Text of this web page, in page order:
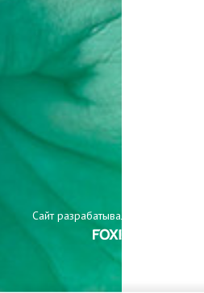
Сайт разрабатывали: